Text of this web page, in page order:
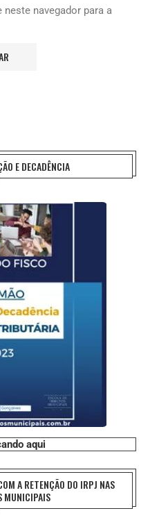
navegador para a
E DECADÊNCIA
aqui
A RETENÇÃO DO IRPJ NAS
MUNICIPAIS